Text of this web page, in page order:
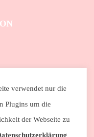
Bast. All Rights
verwendet nur die
Plugins um die
der Webseite zu